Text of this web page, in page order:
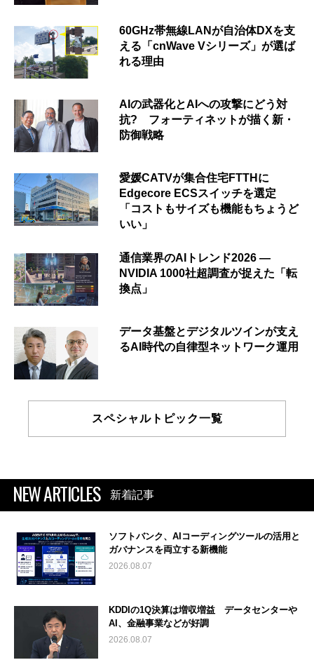
60GHz帯無線LANが自治体DXを支
える「cnWave Vシリーズ」が選ば
れる理由
AIの武器化とAIへの攻撃にどう対
抗? フォーティネットが描く新・
防御戦略
愛媛CATVが集合住宅FTTHに
Edgecore ECSスイッチを選定
「コストもサイズも機能もちょうど
いい」
通信業界のAIトレンド2026 ―
NVIDIA 1000社超調査が捉えた「転
換点」
データ基盤とデジタルツインが支え
るAI時代の自律型ネットワーク運用
スペシャルトピック一覧
NEW ARTICLES 新着記事
ソフトバンク、AIコーディングツールの活用と
ガバナンスを両立する新機能
2026.08.07
KDDIの1Q決算は増収増益 データセンターや
AI、金融事業などが好調
2026.08.07